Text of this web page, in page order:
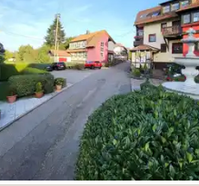
Vorheriges Bild